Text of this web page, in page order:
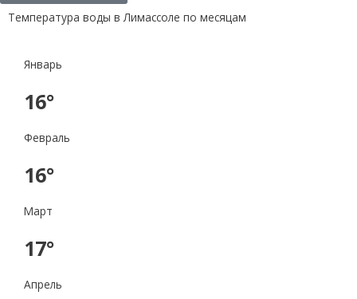
Температура воды в Лимассоле по месяцам
Январь
16°
Февраль
16°
Март
17°
Апрель